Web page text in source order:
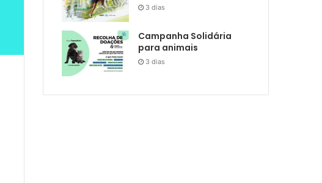
3 dias
Campanha Solidária
para animais
3 dias